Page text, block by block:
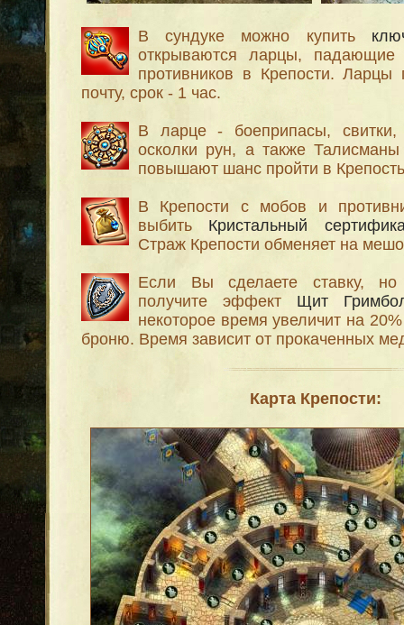
В сундуке можно купить
открываются ларцы,
противников в Крепости. Ларцы
почту, срок - 1 час.
В ларце - боеприпасы, свитки,
осколки рун, а также
повышают шанс пройти в
В Крепости с мобов и
выбить Кристальный
Страж Крепости обменяет на
Если Вы сделаете ставку,
получите эффект Щит
некоторое время увеличит на
броню. Время зависит от прокаченных
Карта Крепости: